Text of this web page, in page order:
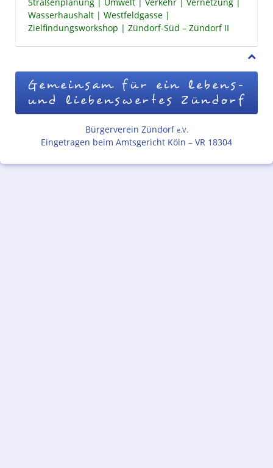
Wasserhaushalt
Westfeldgasse
Zielfindungsworkshop
Zündorf-Süd – Zündorf II
Gemeinsam für ein lebens-
und liebenswertes Zündorf
Bürgerverein Zündorf e.V.
Eingetragen beim Amtsgericht Köln – VR 18304